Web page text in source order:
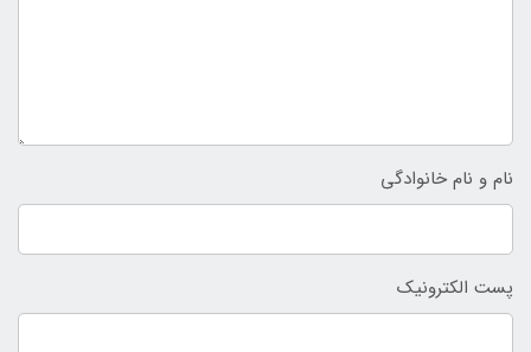
نام و نام خانوادگی
پست الکترونیک